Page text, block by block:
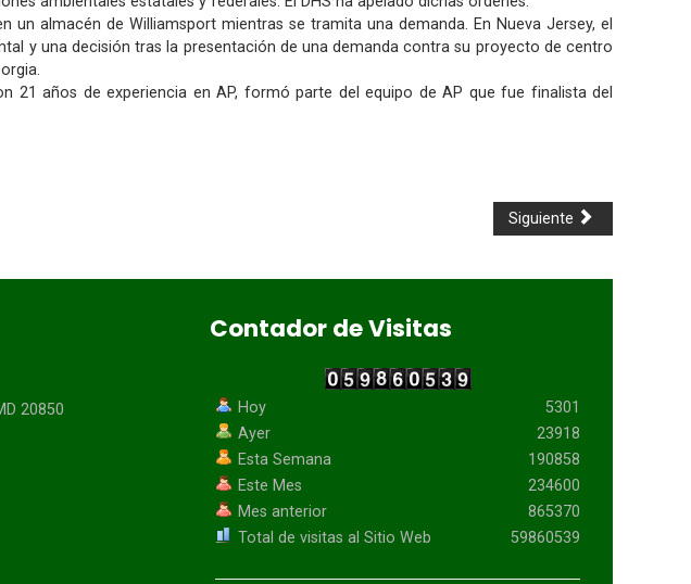
almacén de Williamsport mientras se tramita una demanda. En Nueva Jersey, el
y una decisión tras la presentación de una demanda contra su proyecto de centro
21 años de experiencia en AP, formó parte del equipo de AP que fue finalista del
Siguiente
20850
Contador de Visitas
Hoy
Ayer
Esta Semana
Este Mes
Mes anterior
Total de visitas al Sitio Web
5301
23918
190858
234600
865370
59860539